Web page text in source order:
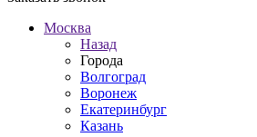
Москва
Назад
Города
Волгоград
Воронеж
Екатеринбург
Казань